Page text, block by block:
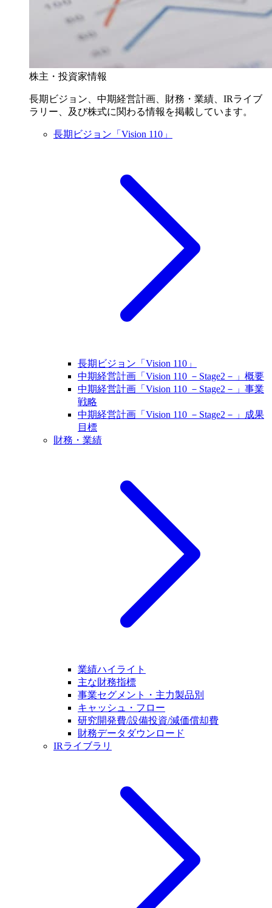
株主・投資家情報
長期ビジョン、中期経営計画、財務・業績、IRライブ
ラリー、及び株式に関わる情報を掲載しています。
長期ビジョン「Vision 110」
長期ビジョン「Vision 110」
中期経営計画「Vision 110 －Stage2－」概要
中期経営計画「Vision 110 －Stage2－」事業
戦略
中期経営計画「Vision 110 －Stage2－」成果
目標
財務・業績
業績ハイライト
主な財務指標
事業セグメント・主力製品別
キャッシュ・フロー
研究開発費/設備投資/減価償却費
財務データダウンロード
IRライブラリ